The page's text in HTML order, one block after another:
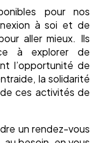
pour nos
à soi et de
aller mieux. Ils
à explorer de
l’opportunité de
la solidarité
ces activités de
un rendez-vous